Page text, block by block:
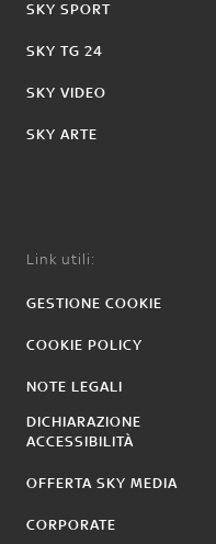
SKY SPORT
SKY TG 24
SKY VIDEO
SKY ARTE
Link utili:
GESTIONE COOKIE
COOKIE POLICY
NOTE LEGALI
DICHIARAZIONE
ACCESSIBILITÀ
OFFERTA SKY MEDIA
CORPORATE